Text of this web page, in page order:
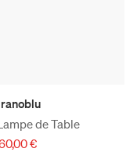
de Table
€